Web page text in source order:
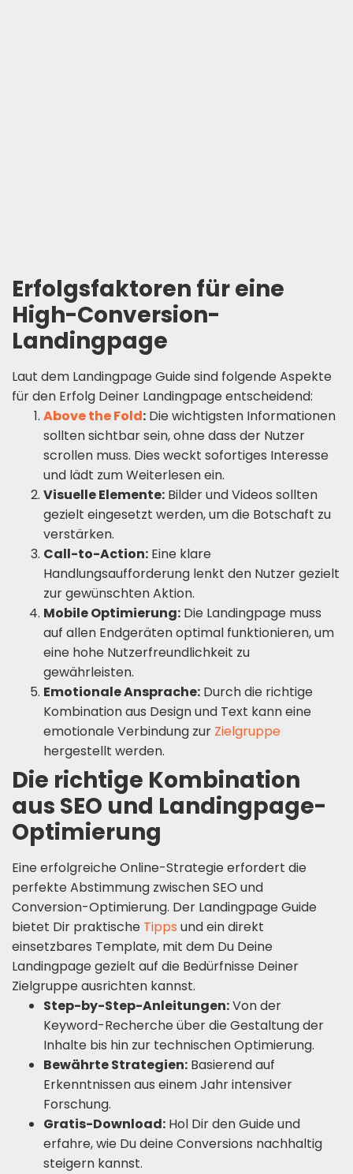
Erfolgsfaktoren für eine
High-Conversion-
Landingpage
Laut dem Landingpage Guide sind folgende Aspekte
für den Erfolg Deiner Landingpage entscheidend:
Above the Fold: Die wichtigsten Informationen
sollten sichtbar sein, ohne dass der Nutzer
scrollen muss. Dies weckt sofortiges Interesse
und lädt zum Weiterlesen ein.
Visuelle Elemente: Bilder und Videos sollten
gezielt eingesetzt werden, um die Botschaft zu
verstärken.
Call-to-Action: Eine klare
Handlungsaufforderung lenkt den Nutzer gezielt
zur gewünschten Aktion.
Mobile Optimierung: Die Landingpage muss
auf allen Endgeräten optimal funktionieren, um
eine hohe Nutzerfreundlichkeit zu
gewährleisten.
Emotionale Ansprache: Durch die richtige
Kombination aus Design und Text kann eine
emotionale Verbindung zur Zielgruppe
hergestellt werden.
Die richtige Kombination
aus SEO und Landingpage-
Optimierung
Eine erfolgreiche Online-Strategie erfordert die
perfekte Abstimmung zwischen SEO und
Conversion-Optimierung. Der Landingpage Guide
bietet Dir praktische Tipps und ein direkt
einsetzbares Template, mit dem Du Deine
Landingpage gezielt auf die Bedürfnisse Deiner
Zielgruppe ausrichten kannst.
Step-by-Step-Anleitungen:Von der
Keyword-Recherche über die Gestaltung der
Inhalte bis hin zur technischen Optimierung.
Bewährte Strategien: Basierend auf
Erkenntnissen aus einem Jahr intensiver
Forschung.
Gratis-Download: Hol Dir den Guide und
erfahre, wie Du deine Conversions nachhaltig
steigern kannst.